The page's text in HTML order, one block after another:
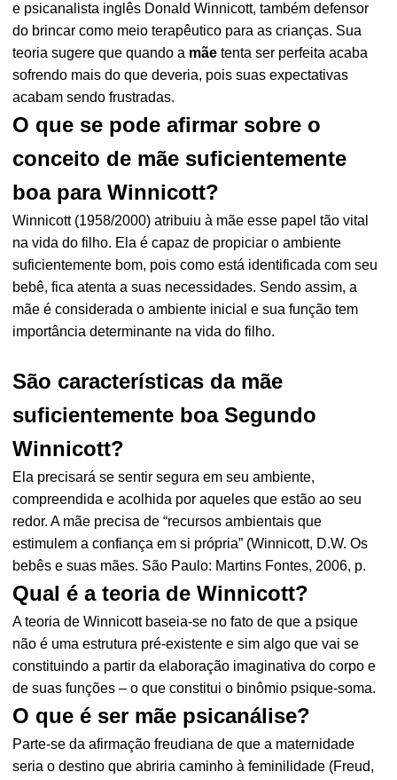
e psicanalista inglês Donald Winnicott, também defensor
do brincar como meio terapêutico para as crianças. Sua
teoria sugere que quando a mãe tenta ser perfeita acaba
sofrendo mais do que deveria, pois suas expectativas
acabam sendo frustradas.
O que se pode afirmar sobre o
conceito de mãe suficientemente
boa para Winnicott?
Winnicott (1958/2000) atribuiu à mãe esse papel tão vital
na vida do filho. Ela é capaz de propiciar o ambiente
suficientemente bom, pois como está identificada com seu
bebê, fica atenta a suas necessidades. Sendo assim, a
mãe é considerada o ambiente inicial e sua função tem
importância determinante na vida do filho.
São características da mãe
suficientemente boa Segundo
Winnicott?
Ela precisará se sentir segura em seu ambiente,
compreendida e acolhida por aqueles que estão ao seu
redor. A mãe precisa de “recursos ambientais que
estimulem a confiança em si própria” (Winnicott, D.W. Os
bebês e suas mães. São Paulo: Martins Fontes, 2006, p.
Qual é a teoria de Winnicott?
A teoria de Winnicott baseia-se no fato de que a psique
não é uma estrutura pré-existente e sim algo que vai se
constituindo a partir da elaboração imaginativa do corpo e
de suas funções – o que constitui o binômio psique-soma.
O que é ser mãe psicanálise?
Parte-se da afirmação freudiana de que a maternidade
seria o destino que abriria caminho à feminilidade (Freud,